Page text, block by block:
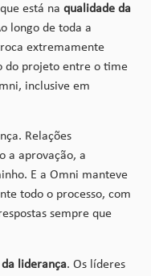
está na qualidade da
longo de toda a
extremamente
do projeto entre o time
inclusive em
Relações
a aprovação, a
E a Omni manteve
todo o processo, com
sempre que
liderança. Os líderes